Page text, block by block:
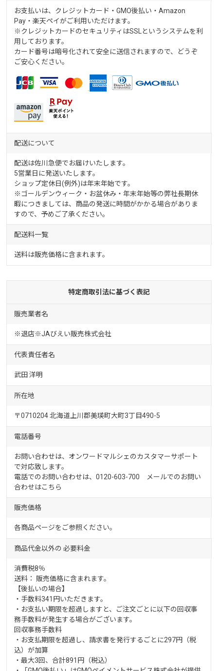
お支払いは、クレジットカード・GMO後払い・Amazon
Pay・楽天ペイがご利用いただけます。
※クレジットカードのセキュリティはSSLというシステムを利
用しております。
カード番号は暗号化されて安全に送信されますので、どうぞ
ご安心ください。
配送について
配送は佐川急便でお届けいたします。
5営業日に発送いたします。
ショップ定休日(例外)は年末年始です。
※ゴールデンウィーク・お盆休み・年末年始等の弊社長期休
暇につきましては、商品の発送に時間がかかる場合がありま
すので、予めご了承ください。
配送料一覧
送料は販売価格に含まれます。
特定商取引法に基づく表記
販売業者名
※退店※JAびえい販売株式会社
代表責任者名
武田 洋明
所在地
〒0710204 北海道上川郡美瑛町大町3丁目490-5
電話番号
お問い合わせは、オンワードマルシェのカスタマーサポート
で対応致します。
電話でのお問い合わせは、0120-603-700 メールでのお問い
合わせはこちら
販売価格
各商品ページをご参照ください。
商品代金以外の 必要料金
消費税8％
送料： 販売価格に含まれます。
【後払いの場合】
・手数料341円いただきます。
・お支払い期限を超過しますと、ご注文ごとに以下の回収事
務手数料が発生する場合がございます。
回収事務手数料
・お支払期限を超過し、請求書を発行するごとに297円（税
込）が加算
・最大3回、合計891円（税込）